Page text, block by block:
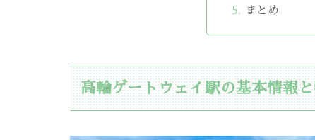
まとめ
高輪ゲートウェイ駅の基本情報